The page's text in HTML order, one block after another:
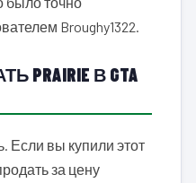
Broughy1322.
В GTA
Если вы купили этот
за цену